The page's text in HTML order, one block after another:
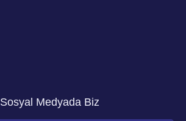
Sosyal Medyada Biz